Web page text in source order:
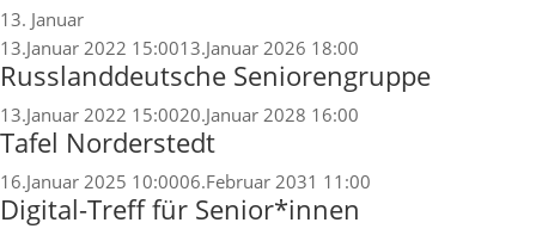
13. Januar
13.Januar 2022 15:0013.Januar 2026 18:00
Russlanddeutsche Seniorengruppe
13.Januar 2022 15:0020.Januar 2028 16:00
Tafel Norderstedt
16.Januar 2025 10:0006.Februar 2031 11:00
Digital-Treff für Senior*innen